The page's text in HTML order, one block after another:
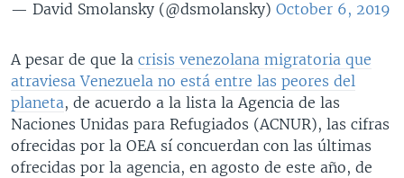
— David Smolansky (@dsmolansky) October 6, 2019
A pesar de que la crisis venezolana migratoria que
atraviesa Venezuela no está entre las peores del
planeta, de acuerdo a la lista la Agencia de las
Naciones Unidas para Refugiados (ACNUR), las cifras
ofrecidas por la OEA sí concuerdan con las últimas
ofrecidas por la agencia, en agosto de este año, de